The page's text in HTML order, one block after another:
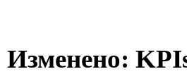
Изменено: